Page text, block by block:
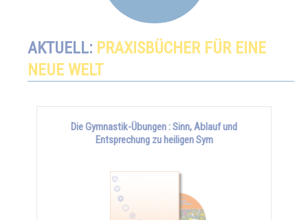
AKTUELL: PRAXISBÜCHER FÜR EINE
NEUE WELT
Die Gymnastik-Übungen : Sinn, Ablauf und
Entsprechung zu heiligen Sym